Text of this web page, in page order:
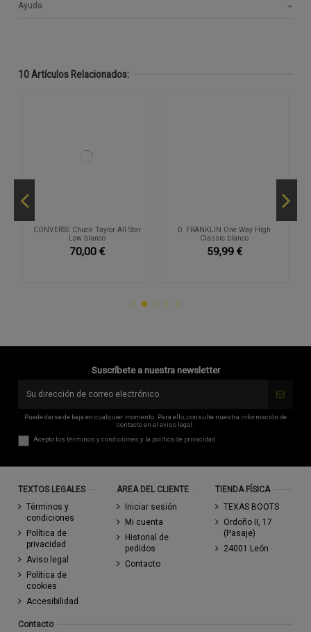
Ayuda
10 Artículos Relacionados:
CONVERSE Chuck Taylor All Star
Low blanco
70,00 €
D. FRANKLIN One Way High
Classic blanco
59,99 €
Suscríbete a nuestra newsletter
Puede darse de baja en cualquier momento. Para ello, consulte nuestra información de
contacto en el aviso legal.
Acepto lostérminos y condiciones y la política de privacidad
TEXTOS LEGALES
Términos y
condiciones
Política de
privacidad
Aviso legal
Política de
cookies
Accesibilidad
AREA DEL CLIENTE
Iniciar sesión
Mi cuenta
Historial de
pedidos
Contacto
TIENDA FÍSICA
TEXAS BOOTS
Ordoño II, 17
(Pasaje)
24001 León
Contacto